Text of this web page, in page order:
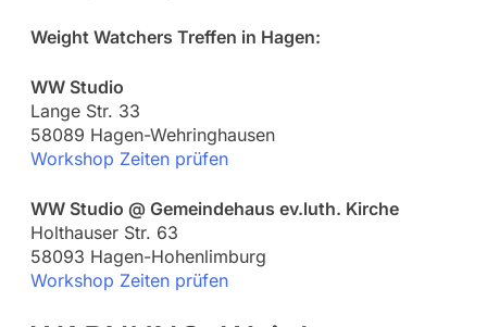
Weight Watchers Treffen in Hagen:
WW Studio
Lange Str. 33
58089 Hagen-Wehringhausen
Workshop Zeiten prüfen
WW Studio @ Gemeindehaus ev.luth. Kirche
Holthauser Str. 63
58093 Hagen-Hohenlimburg
Workshop Zeiten prüfen